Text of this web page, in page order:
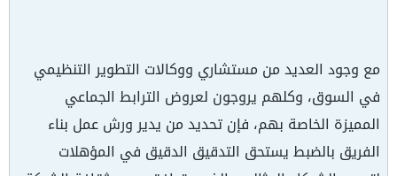
مع وجود العديد من مستشاري ووكالات التطوير التنظيمي
في السوق، وكلهم يروجون لعروض الترابط الجماعي
المميزة الخاصة بهم، فإن تحديد من يدير ورش عمل بناء
الفريق بالضبط يستحق التدقيق الدقيق في المؤهلات